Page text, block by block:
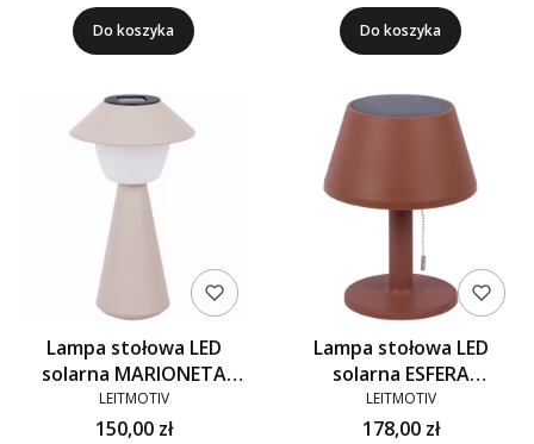
Do koszyka Do koszyka
Lampa stołowa LED
solarna MARIONETA
szara
LEITMOTIV
150,00 zł
Lampa stołowa LED
solarna ESFERA
czerwona
LEITMOTIV
178,00 zł